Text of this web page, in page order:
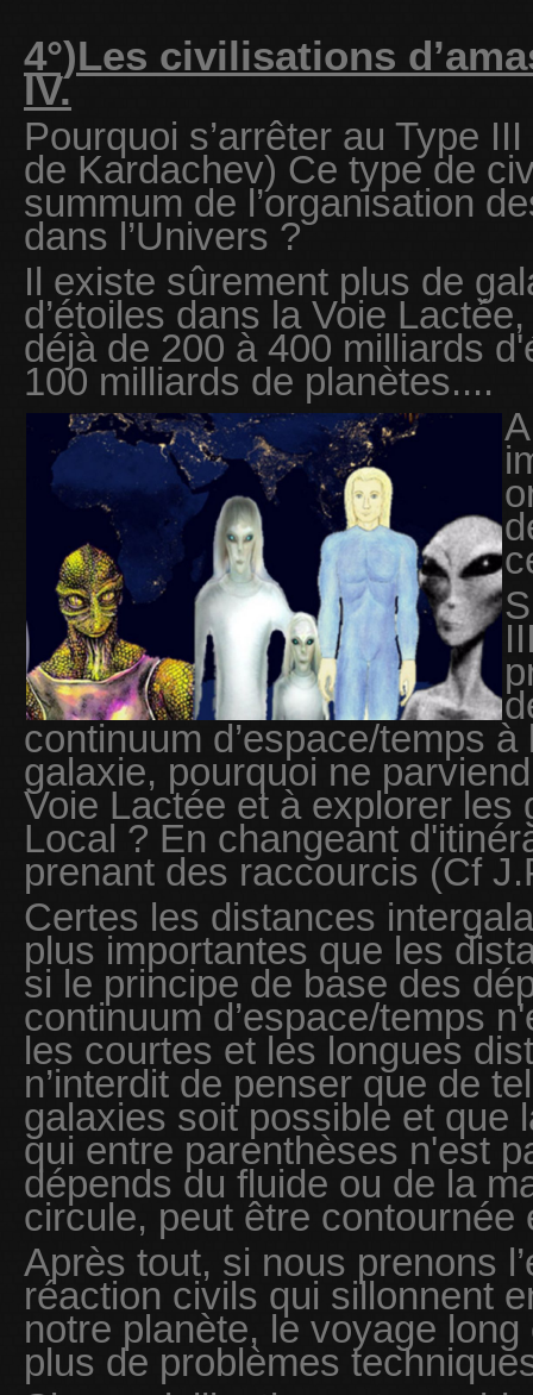
4°)Les civilisations
IV.
Pourquoi s’arrêter au Type
de Kardachev) Ce type de
summum de l’organisation
dans l’Univers ?
Il existe sûrement plus de
d’étoiles dans la Voie
déjà de 200 à 400 milliards
100 milliards de planètes....
continuum d’espace/temps à
galaxie, pourquoi ne
Voie Lactée et à explorer les
Local ? En changeant
prenant des raccourcis (Cf
Certes les distances
plus importantes que les
si le principe de base des
continuum d’espace/temps
les courtes et les longues
n’interdit de penser que de
galaxies soit possible et que
qui entre parenthèses n'est
dépends du fluide ou de la
circule, peut être contournée
Après tout, si nous prenons
réaction civils qui sillonnent
notre planète, le voyage
plus de problèmes